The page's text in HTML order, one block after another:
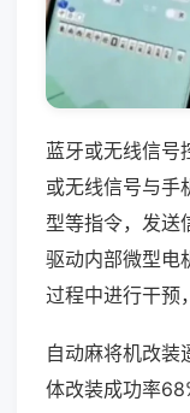
蓝牙或无线信号
或无线信号与手
型等指令，发送
驱动内部微型电
过程中进行干预
自动麻将机改装
体改装成功率